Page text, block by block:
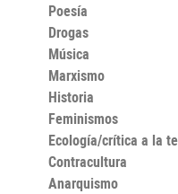
Poesía
Drogas
Música
Marxismo
Historia
Feminismos
Ecología/crítica a la
Contracultura
Anarquismo